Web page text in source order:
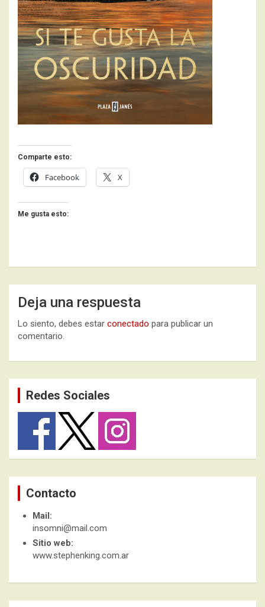
Comparte esto:
Facebook X
Me gusta esto:
Deja una respuesta
Lo siento, debes estar conectado para publicar un
comentario.
Redes Sociales
Contacto
Mail:
insomni@mail.com
Sitio web:
www.stephenking.com.ar